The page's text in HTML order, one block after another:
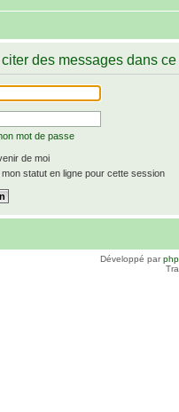
des messages dans ce
mot de passe
de moi
statut en ligne pour cette session
Développé par